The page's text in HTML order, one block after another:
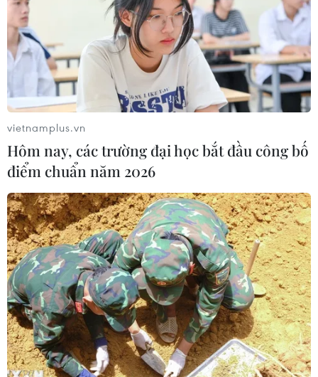
vietnamplus.vn
Hôm nay, các trường đại học bắt đầu công bố
điểm chuẩn năm 2026